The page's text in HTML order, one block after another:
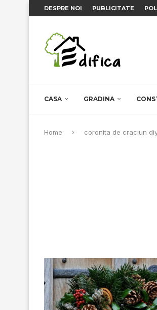
DESPRE NOI PUBLICITATE
CASA GRADINA
Home coronita de craciun